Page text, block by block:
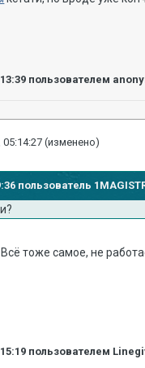
пользователем
05:14:27 (изменено)
пользователь
тоже самое, не
пользователем